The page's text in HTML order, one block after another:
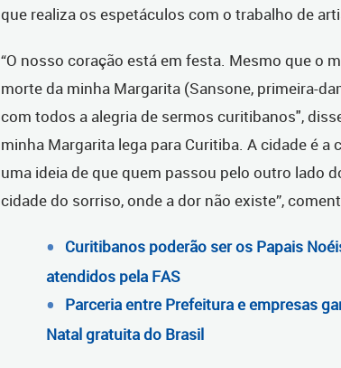
que realiza os espetáculos com o trabalho de
“O nosso coração está em festa. Mesmo que o
morte da minha Margarita (Sansone, primeira-
com todos a alegria de sermos curitibanos",
minha Margarita lega para Curitiba. A cidade é a
uma ideia de que quem passou pelo outro lado
cidade do sorriso, onde a dor não existe”,
Curitibanos poderão ser os Papais
atendidos pela FAS
Parceria entre Prefeitura e empresas
Natal gratuita do Brasil